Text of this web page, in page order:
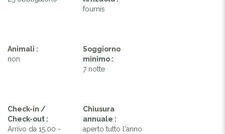
fournis
Animali :
non
Soggiorno
minimo :
7 notte
Check-in /
Check-out :
Arrivo da 15.00 -
Chiusura
annuale :
aperto tutto l'anno